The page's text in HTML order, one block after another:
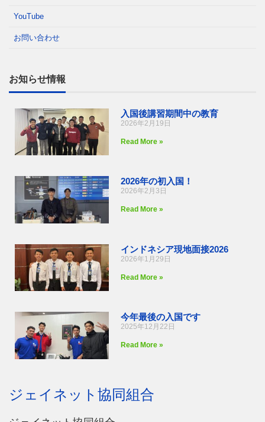
YouTube
お問い合わせ
お知らせ情報
入国後講習期間中の教育
2026年2月19日
Read More »
2026年の初入国！
2026年2月3日
Read More »
インドネシア現地面接2026
2026年1月29日
Read More »
今年最後の入国です
2025年12月22日
Read More »
ジェイネット協同組合